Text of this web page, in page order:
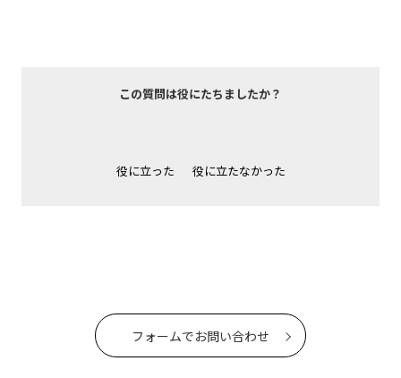
この質問は役にたちましたか？
役に立った 役に立たなかった
フォームでお問い合わせ